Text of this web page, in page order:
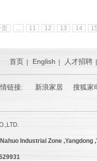
页 ... 11 12 13 14
首页 English 人才招聘
情链接: 新浪家居 搜狐家
Industrial Zone ,Yangdong